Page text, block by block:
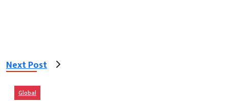
Next Post
Global